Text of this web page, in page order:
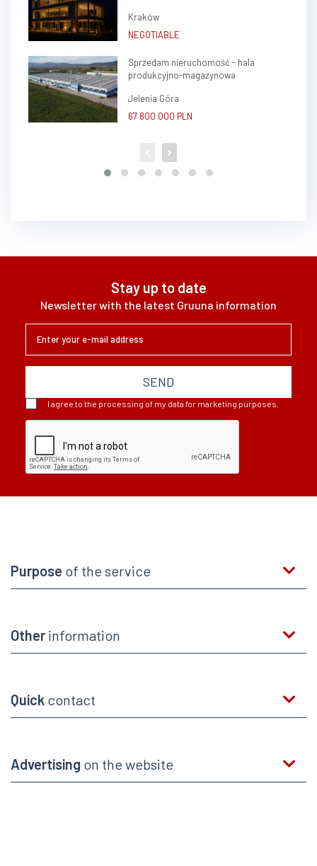
(Krowodrza)
Kraków
NEGOTIABLE
Sprzedam nieruchomość - hala
produkcyjno-magazynowa
Jelenia Góra
67 800 000 PLN
Stay up to date
Newsletter with the latest Gruuna information
SEND
I agree to the processing of my data for marketing purposes.
Purpose of the service
Other information
Quick contact
Advertising on the website